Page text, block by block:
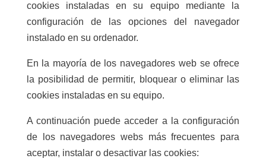
cookies instaladas en su equipo mediante la
configuración de las opciones del navegador
instalado en su ordenador.
En la mayoría de los navegadores web se ofrece
la posibilidad de permitir, bloquear o eliminar las
cookies instaladas en su equipo.
A continuación puede acceder a la configuración
de los navegadores webs más frecuentes para
aceptar, instalar o desactivar las cookies: